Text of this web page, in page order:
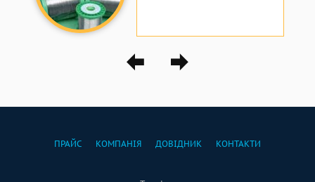
ПРАЙС КОМПАНІЯ ДОВІДНИК КОНТАКТИ